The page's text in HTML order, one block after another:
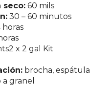
seco: 60 mils
30 – 60 minutos
horas
x 2 gal Kit
brocha, espátula
granel